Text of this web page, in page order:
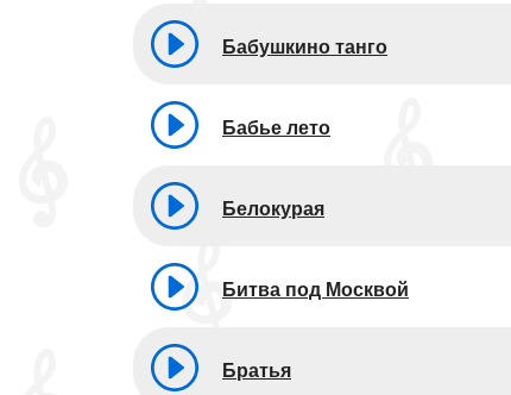
Бабушкино танго
Бабье лето
Белокурая
Битва под Москвой
Братья